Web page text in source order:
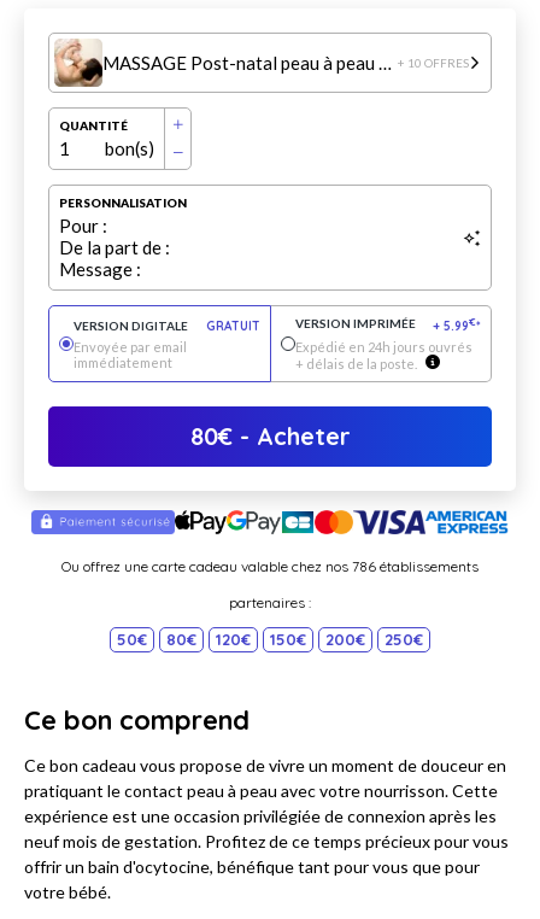
MASSAGE Post-natal peau à peau 45min + 10 OFFRES
QUANTITÉ
1 bon(s)
PERSONNALISATION
Pour :
De la part de :
Message :
VERSION DIGITALE
GRATUIT
Envoyée par email
immédiatement
VERSION IMPRIMÉE + 5.99€*
Expédié en 24h jours ouvrés
+ délais de la poste.
80€- Acheter
Ou offrez une carte cadeau valable chez nos 786 établissements
partenaires :
50€ 80€ 120€ 150€ 200€ 250€
Ce bon comprend
Ce bon cadeau vous propose de vivre un moment de douceur en
pratiquant le contact peau à peau avec votre nourrisson. Cette
expérience est une occasion privilégiée de connexion après les
neuf mois de gestation. Profitez de ce temps précieux pour vous
offrir un bain d'ocytocine, bénéfique tant pour vous que pour
votre bébé.